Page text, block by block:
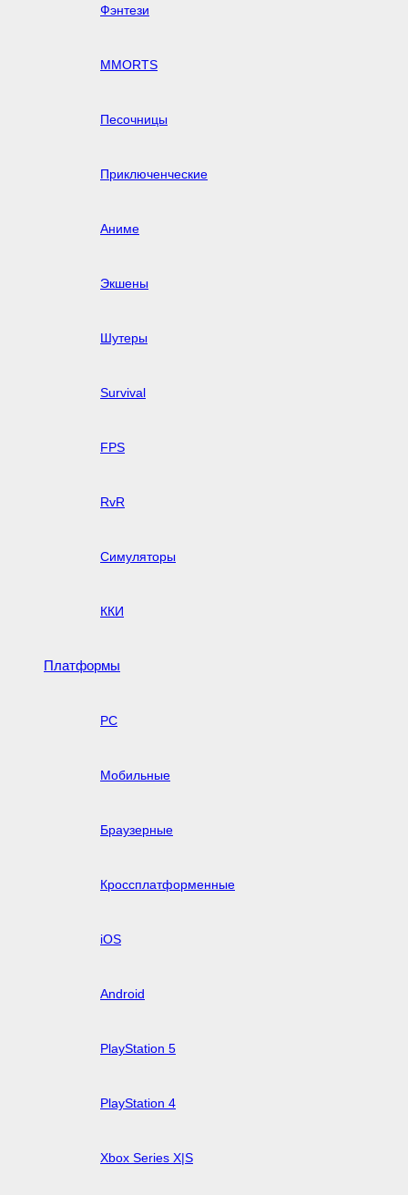
Фэнтези
MMORTS
Песочницы
Приключенческие
Аниме
Экшены
Шутеры
Survival
FPS
RvR
Симуляторы
ККИ
Платформы
PC
Мобильные
Браузерные
Кроссплатформенные
iOS
Android
PlayStation 5
PlayStation 4
Xbox Series X|S